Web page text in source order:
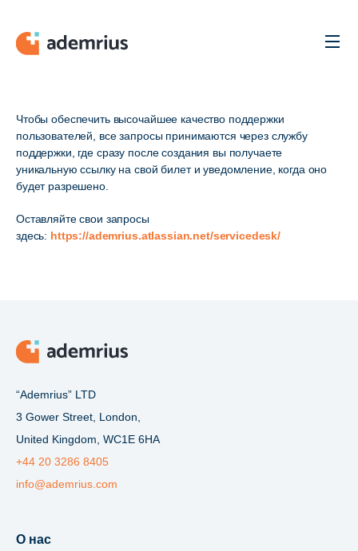
Чтобы обеспечить высочайшее качество поддержки
пользователей, все запросы принимаются через службу
поддержки, где сразу после создания вы получаете
уникальную ссылку на свой билет и уведомление, когда оно
будет разрешено.
Оставляйте свои запросы
здесь: https://ademrius.atlassian.net/servicedesk/
“Ademrius” LTD
3 Gower Street, London,
United Kingdom, WC1E 6HA
+44 20 3286 8405
info@ademrius.com
О нас